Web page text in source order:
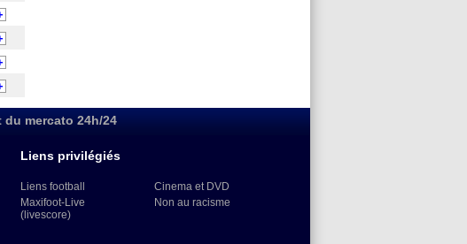
mercato 24h/24
Liens privilégiés
Liens football
Maxifoot-Live
(livescore)
Cinema et DVD
Non au racisme